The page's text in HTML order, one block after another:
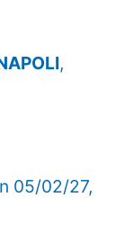
,
05/02/27,